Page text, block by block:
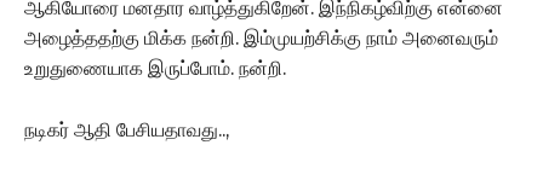
ஆகியோரை மனதார வாழ்த்துகிறேன். இந்நிகழ்விற்கு என்னை
அழைத்ததற்கு மிக்க நன்றி. இம்முயற்சிக்கு நாம் அனைவரும்
உறுதுணையாக இருப்போம். நன்றி.
நடிகர் ஆதி பேசியதாவது..,